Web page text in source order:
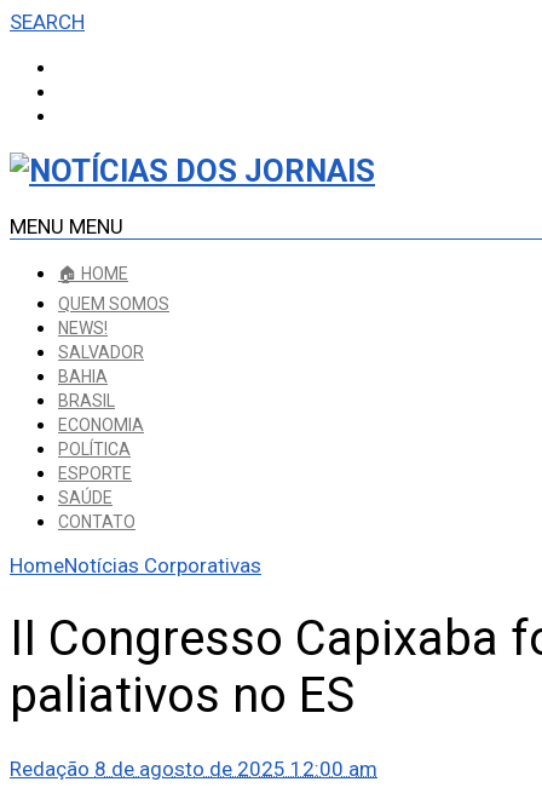
SEARCH
MENU MENU
🏠 HOME
QUEM SOMOS
NEWS!
SALVADOR
BAHIA
BRASIL
ECONOMIA
POLÍTICA
ESPORTE
SAÚDE
CONTATO
HomeNotícias Corporativas
II Congresso Capixaba
paliativos no ES
Redação 8 de agosto de 2025 12:00 am